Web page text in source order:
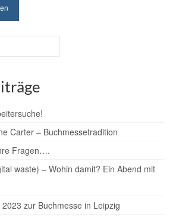
Carter – Buchmessetradition
Fragen….
waste) – Wohin damit? Ein Abend mit
zur Buchmesse in Leipzig